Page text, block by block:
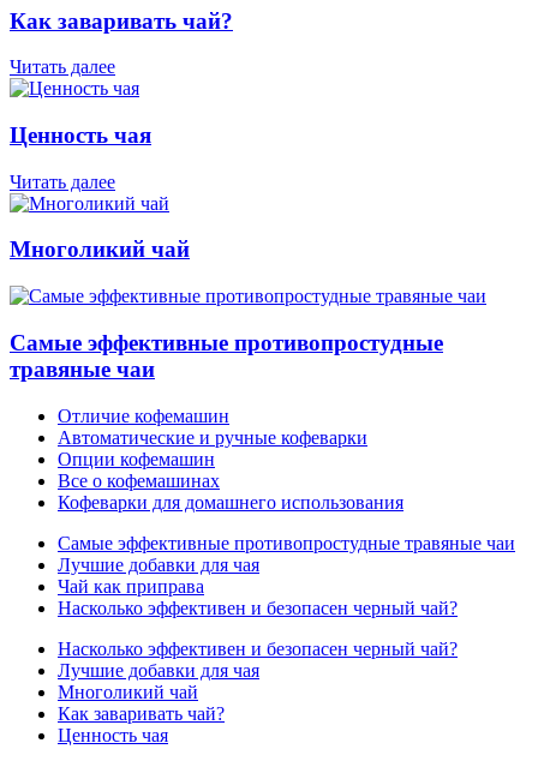
Как заваривать чай?
Читать далее
Ценность чая
Читать далее
Многоликий чай
Самые эффективные противопростудные
травяные чаи
Отличие кофемашин
Автоматические и ручные кофеварки
Опции кофемашин
Все о кофемашинах
Кофеварки для домашнего использования
Самые эффективные противопростудные травяные чаи
Лучшие добавки для чая
Чай как приправа
Насколько эффективен и безопасен черный чай?
Насколько эффективен и безопасен черный чай?
Лучшие добавки для чая
Многоликий чай
Как заваривать чай?
Ценность чая